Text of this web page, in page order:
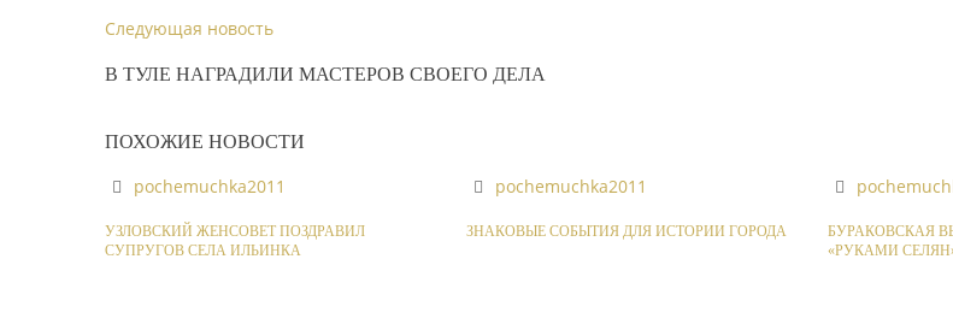
Следующая новость
В ТУЛЕ НАГРАДИЛИ МАСТЕРОВ СВОЕГО ДЕЛА
ПОХОЖИЕ НОВОСТИ
pochemuchka2011
УЗЛОВСКИЙ ЖЕНСОВЕТ ПОЗДРАВИЛ
СУПРУГОВ СЕЛА ИЛЬИНКА
pochemuchka2011
ЗНАКОВЫЕ СОБЫТИЯ ДЛЯ ИСТОРИИ ГОРОДА
БУРАКОВСКАЯ
«РУКАМИ